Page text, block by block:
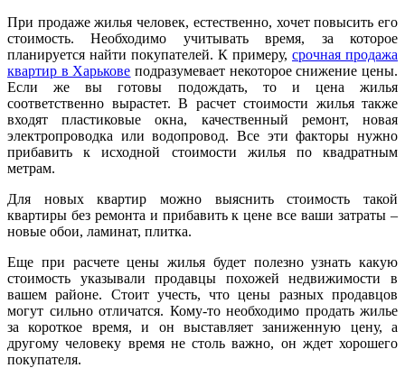
При продаже жилья человек, естественно, хочет повысить его
стоимость. Необходимо учитывать время, за которое
планируется найти покупателей. К примеру, срочная продажа
квартир в Харькове подразумевает некоторое снижение цены.
Если же вы готовы подождать, то и цена жилья
соответственно вырастет. В расчет стоимости жилья также
входят пластиковые окна, качественный ремонт, новая
электропроводка или водопровод. Все эти факторы нужно
прибавить к исходной стоимости жилья по квадратным
метрам.
Для новых квартир можно выяснить стоимость такой
квартиры без ремонта и прибавить к цене все ваши затраты –
новые обои, ламинат, плитка.
Еще при расчете цены жилья будет полезно узнать какую
стоимость указывали продавцы похожей недвижимости в
вашем районе. Стоит учесть, что цены разных продавцов
могут сильно отличатся. Кому-то необходимо продать жилье
за короткое время, и он выставляет заниженную цену, а
другому человеку время не столь важно, он ждет хорошего
покупателя.